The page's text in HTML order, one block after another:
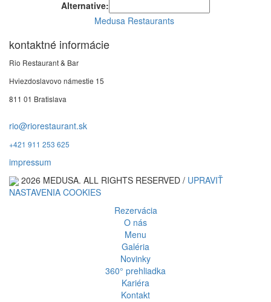
Alternative:
Medusa Restaurants
kontaktné informácie
Rio Restaurant & Bar
Hviezdoslavovo námestie 15
811 01 Bratislava
rio@riorestaurant.sk
+421 911 253 625
impressum
2026 MEDUSA. ALL RIGHTS RESERVED / UPRAVIŤ
NASTAVENIA COOKIES
Rezervácia
O nás
Menu
Galéria
Novinky
360° prehliadka
Kariéra
Kontakt